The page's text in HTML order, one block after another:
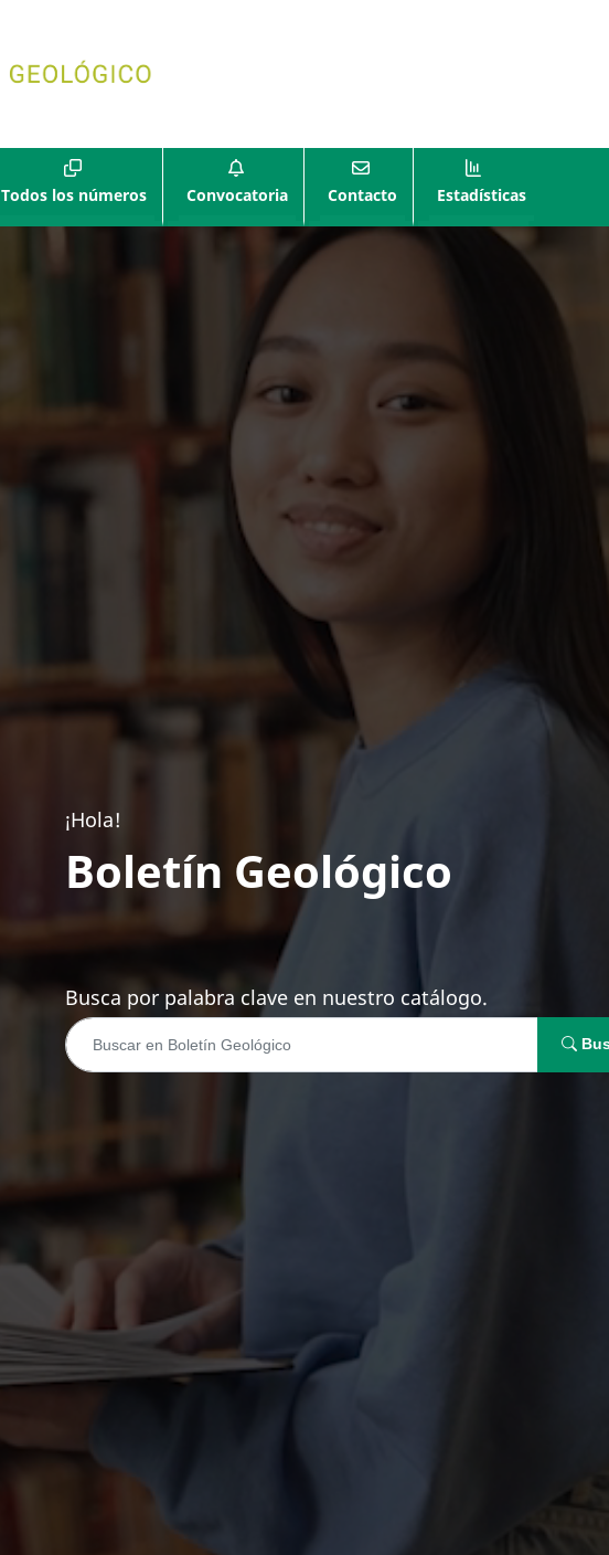
Todos los números Convocatoria Contacto Estadísticas
¡Hola!
Boletín Geológico
Busca por palabra clave en nuestro catálogo.